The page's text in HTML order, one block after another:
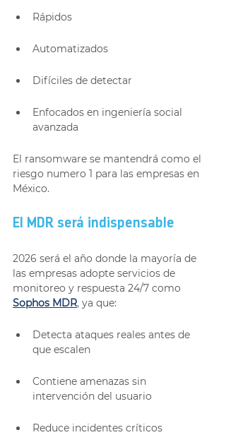
Rápidos
Automatizados
Difíciles de detectar
Enfocados en ingeniería social
avanzada
El ransomware se mantendrá como el
riesgo numero 1 para las empresas en
México.
El MDR será indispensable
2026 será el año donde la mayoría de
las empresas adopte servicios de
monitoreo y respuesta 24/7 como
Sophos MDR, ya que:
Detecta ataques reales antes de
que escalen
Contiene amenazas sin
intervención del usuario
Reduce incidentes críticos